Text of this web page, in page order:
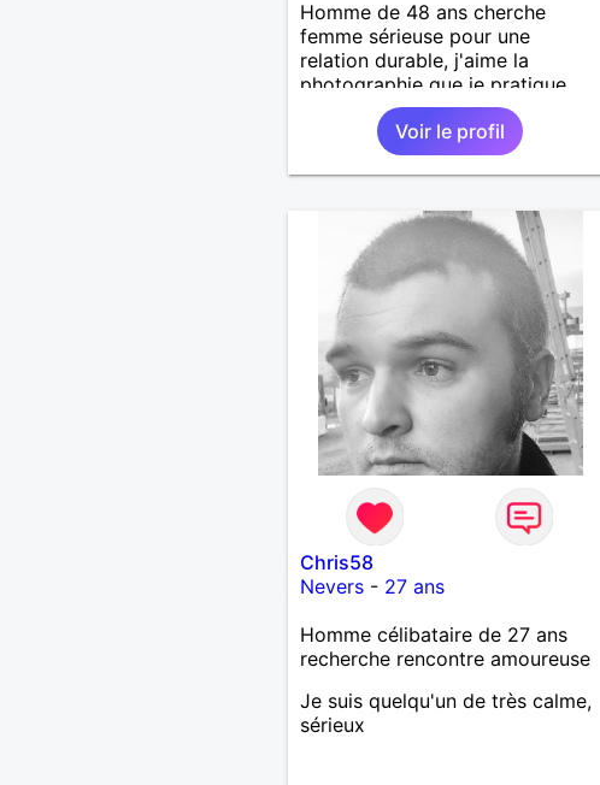
Homme de 48 ans cherche
femme sérieuse pour une
relation durable, j'aime la
photographie que je pratique,
mais l'art en général, j'aime
bricoler, marcher, resto, ciné,
mais aussi passer des moments
calme devant un bon film ou une
reste est à découvrir.
Voir le profil
Chris58
Nevers- 27 ans
Homme célibataire de 27 ans
recherche rencontre amoureuse
Je suis quelqu'un de très calme,
sérieux